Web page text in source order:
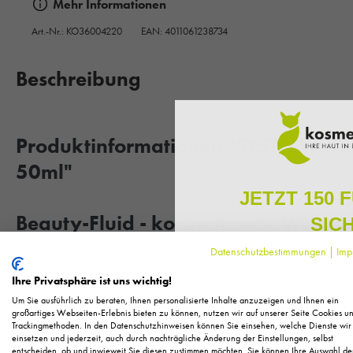
Mehr Informationen
Art.-Nr.: KO36004220 EAN: 4011061238734
Beschreibung
Produktinformationen "SYSTEM
50ml"
Beauty-Fluid - konzentrierte
Stärkend. Straffend. Festigend.
Grünalgenextrakt, eingebettet in eine 3D-Wirkstoffmatrix aus
Elastinproduktion über einen längeren Zeitraum.
Datenschutzbestimmungen |
Ihre Privatsphäre ist uns wichtig!
Um Sie ausführlich zu beraten, Ihnen personalisierte Inhalte anzuzeigen und Ihnen ein
großartiges Webseiten-Erlebnis bieten zu können, nutzen wir auf unserer Seite Cookies
Trackingmethoden. In den Datenschutzhinweisen können Sie einsehen, welche Dienste wir
einsetzen und jederzeit, auch durch nachträgliche Änderung der Einstellungen, selbst
JETZT 150
Melden Sie sich zu
regelmäßig exklusive
Pflege, neue Produkte
Als kleines Dankeschön für
Ihnen150 Fuchstaler*, die
Einkauf